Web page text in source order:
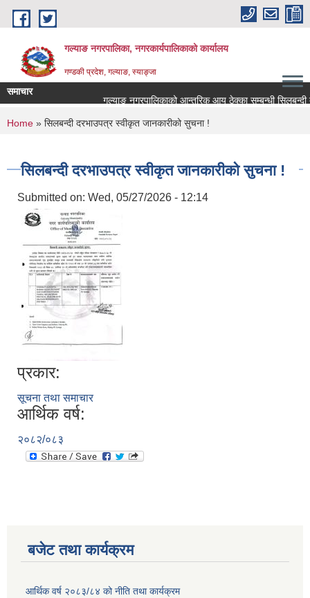
Skip to main content
गल्याङ नगरपालिका, नगरकार्यपालिकाको कार्यालय
गण्डकी प्रदेश, गल्याङ, स्याङ्जा
समाचार
गल्याङ नगरपालिकाको आन्तरिक आय ठेक्का सम्बन्धी
You are here
Home » सिलबन्दी दरभाउपत्र स्वीकृत जानकारीको सुचना !
सिलबन्दी दरभाउपत्र स्वीकृत जानकारीको सुचना !
Submitted on: Wed, 05/27/2026 - 12:14
प्रकार:
सूचना तथा समाचार
आर्थिक वर्ष:
२०८२/०८३
बजेट तथा कार्यक्रम
आर्थिक वर्ष २०८३/८४ को नीति तथा कार्यक्रम